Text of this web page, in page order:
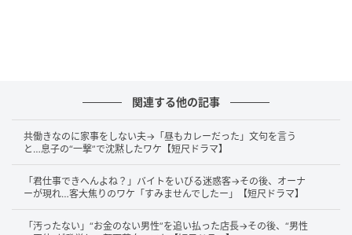
「特製の富士盛りラーメン！」
すかさず別の店員が飛んできます。
「ちょっちょっちょい！何勝手に特盛りメニュー作っ
関連する他の記事
共働きなのに家事をしない夫→「昼もカレーだった」文句を言う
と…息子の“一撃”で沈黙したワケ【短尺ドラマ】
「君仕事できへんよね？」バイトをいびる迷惑客→その後、オーナ
ーが現れ…客大焦りのワケ「すみませんでしたー」【短尺ドラマ】
「汚ったない」“お金のない男性”を追い払った店長→その後、“男性